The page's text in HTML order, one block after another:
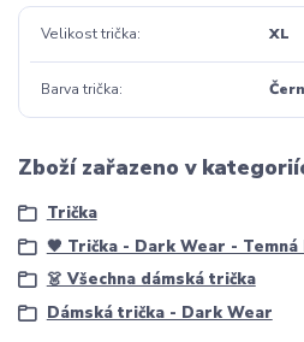
Velikost trička XL
Barva trička
Zboží zařazeno v
Trička
🖤 Trička - Dark Wear -
👗 Všechna dámská trička
Dámská trička - Dark Wear